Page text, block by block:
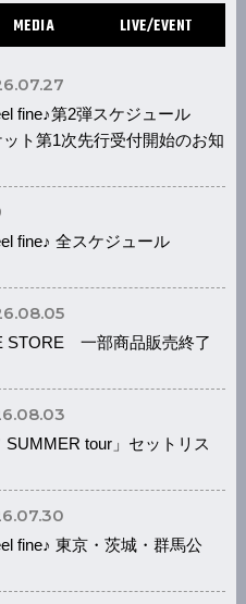
MEDIA LIVE/EVENT
fine♪第2弾スケジュール
ト第1次先行受付開始のお知
fine♪ 全スケジュール
STORE 一部商品販売終了
SUMMER tour」セットリス
fine♪ 東京・茨城・群馬公